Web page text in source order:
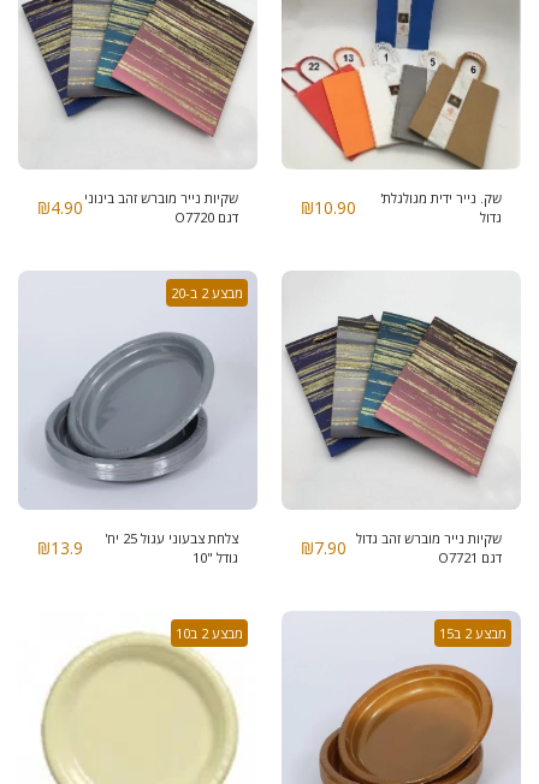
שק. נייר ידית מגולגלת'
גדול
₪10.90
שקיות נייר מוברש זהב בינוני
דגם O7720
₪4.90
שקיות נייר מוברש זהב גדול
דגם O7721
₪7.90
מבצע 2 ב-20
צלחת צבעוני עגול 25 יח'
גודל "10
₪13.9
מבצע 2 ב15 מבצע 2 ב10